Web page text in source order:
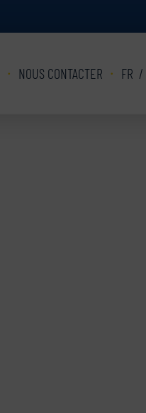
NOUS CONTACTER FR /